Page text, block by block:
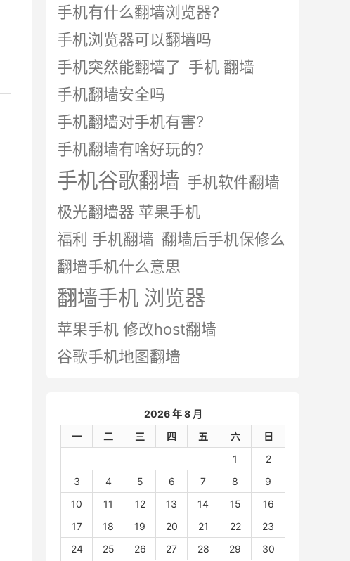
手机有什么翻墙浏览器?
手机浏览器可以翻墙吗
手机突然能翻墙了 手机 翻墙
手机翻墙安全吗
手机翻墙对手机有害?
手机翻墙有啥好玩的?
手机谷歌翻墙 手机软件翻墙
极光翻墙器 苹果手机
福利 手机翻墙 翻墙后手机保修么
翻墙手机什么意思
翻墙手机 浏览器
苹果手机 修改host翻墙
谷歌手机地图翻墙
2026 年 8 月
一
二 三 四 五 六
日
1
2
3
4 5 6 7 8
9
10
11 12 13 14 15
16
17
18 19 20 21 22
23
24
25 26 27 28 29
30